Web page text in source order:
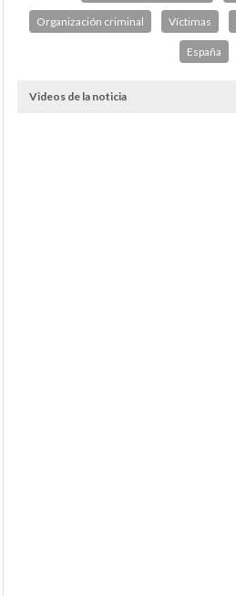
Organización criminal Víctimas
España
Videos de la noticia